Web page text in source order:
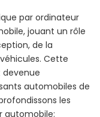
par ordinateur
jouant un rôle
de la
Cette
automobiles de
les
automobile: